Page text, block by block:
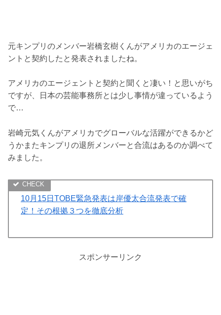
元キンプリのメンバー岩橋玄樹くんがアメリカのエージェ
ントと契約したと発表されましたね。
アメリカのエージェントと契約と聞くと凄い！と思いがち
ですが、日本の芸能事務所とは少し事情が違っているよう
で…
岩崎元気くんがアメリカでグローバルな活躍ができるかど
うかまたキンプリの退所メンバーと合流はあるのか調べて
みました。
10月15日TOBE緊急発表は岸優太合流発表で確
定！その根拠３つを徹底分析
スポンサーリンク